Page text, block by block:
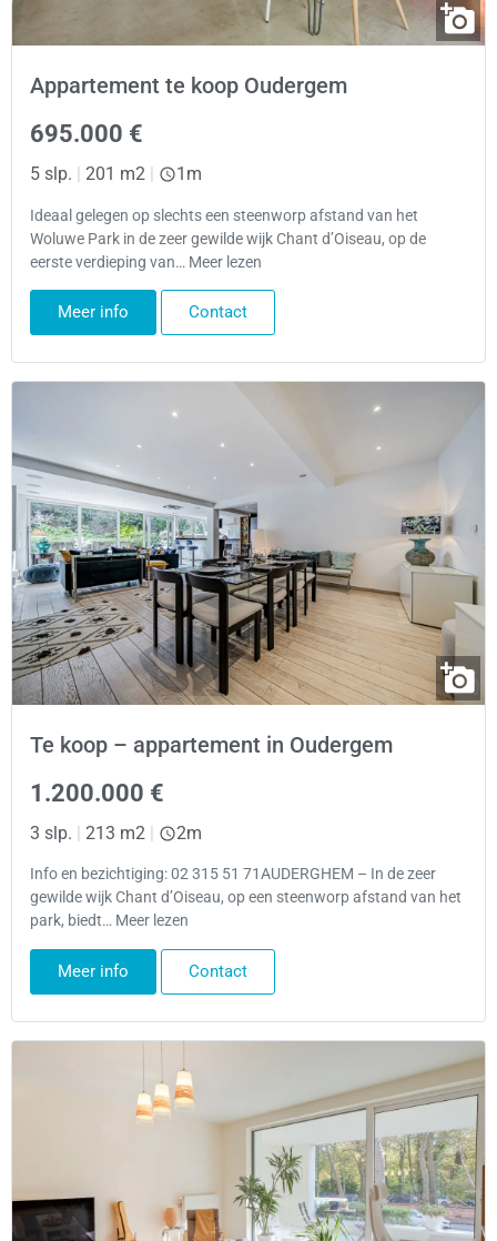
Appartement te koop Oudergem
695.000 €
5 slp. | 201 m2 | 1m
Ideaal gelegen op slechts een steenworp afstand van het
Woluwe Park in de zeer gewilde wijk Chant d’Oiseau, op de
eerste verdieping van… Meer lezen
Meer info Contact
Te koop – appartement in Oudergem
1.200.000 €
3 slp. | 213 m2 | 2m
Info en bezichtiging: 02 315 51 71AUDERGHEM – In de zeer
gewilde wijk Chant d’Oiseau, op een steenworp afstand van het
park, biedt… Meer lezen
Meer info Contact